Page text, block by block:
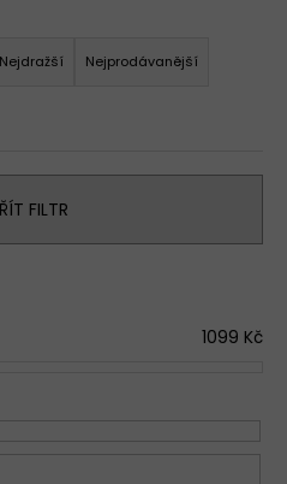
Nejdražší Nejprodávanější
FILTR
1099 Kč